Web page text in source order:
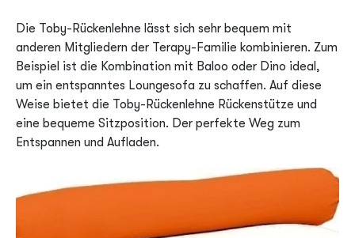
Die Toby-Rückenlehne lässt sich sehr bequem mit
anderen Mitgliedern der Terapy-Familie kombinieren. Zum
Beispiel ist die Kombination mit Baloo oder Dino ideal,
um ein entspanntes Loungesofa zu schaffen. Auf diese
Weise bietet die Toby-Rückenlehne Rückenstütze und
eine bequeme Sitzposition. Der perfekte Weg zum
Entspannen und Aufladen.